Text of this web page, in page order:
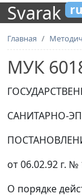
Svarak ru
Главная
МУК
САНИТАРНО-
от 06.02.92 г. №
О порядке